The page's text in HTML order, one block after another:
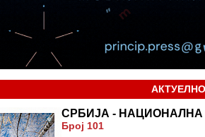
АКТУЕЛНО
СРБИЈА - НАЦИОНАЛНА
Број 101